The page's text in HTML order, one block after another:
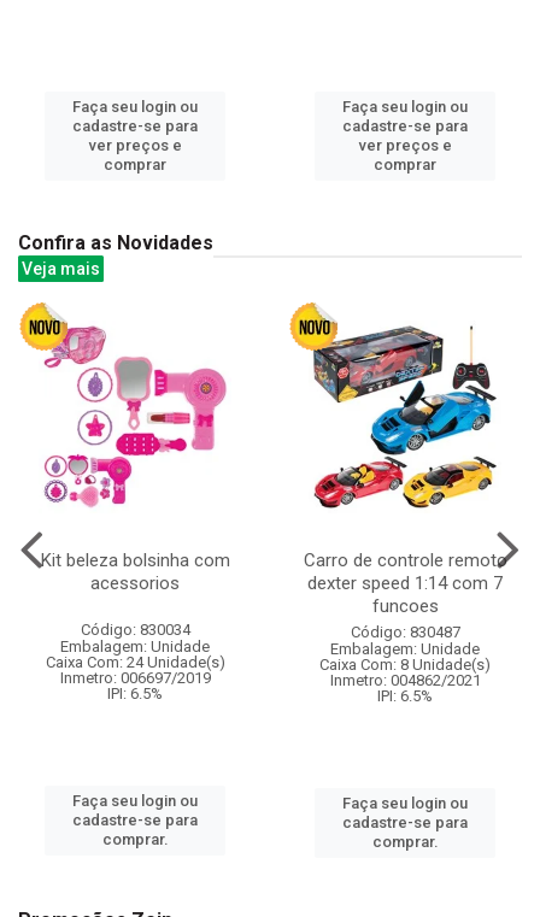
Faça seu login ou
cadastre-se para
ver preços e
comprar
Faça seu login ou
cadastre-se para
ver preços e
comprar
Confira as Novidades
Veja mais
Kit beleza bolsinha com
acessorios
Código: 830034
Embalagem: Unidade
Caixa Com: 24 Unidade(s)
Inmetro: 006697/2019
IPI: 6.5%
Faça seu login ou
cadastre-se para
comprar.
Carro de controle remoto
dexter speed 1:14 com 7
funcoes
Código: 830487
Embalagem: Unidade
Caixa Com: 8 Unidade(s)
Inmetro: 004862/2021
IPI: 6.5%
Faça seu login ou
cadastre-se para
comprar.